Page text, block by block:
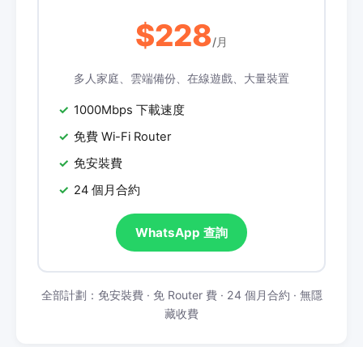
$228/月
多人家庭、雲端備份、在線遊戲、大量裝置
1000Mbps 下載速度
免費 Wi-Fi Router
免安裝費
24 個月合約
WhatsApp 查詢
全部計劃：免安裝費 · 免 Router 費 · 24 個月合約 · 無隱
藏收費